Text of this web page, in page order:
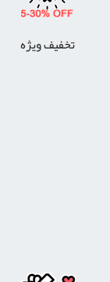
تخفیف ویژه